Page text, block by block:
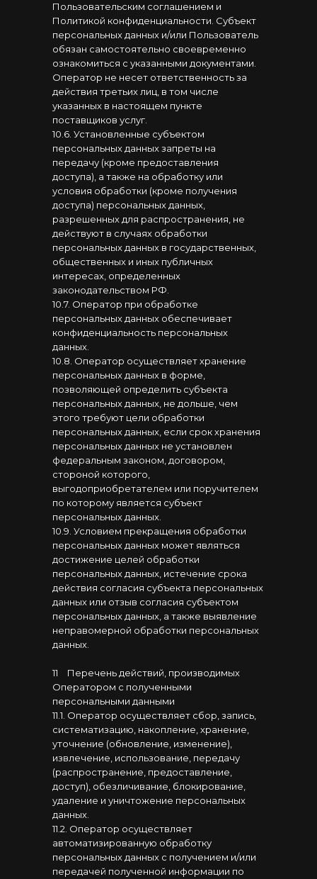
Пользовательским соглашением и
Политикой конфиденциальности. Субъект
персональных данных и/или Пользователь
обязан самостоятельно своевременно
ознакомиться с указанными документами.
Оператор не несет ответственность за
действия третьих лиц, в том числе
указанных в настоящем пункте
поставщиков услуг.
10.6. Установленные субъектом
персональных данных запреты на
передачу (кроме предоставления
доступа), а также на обработку или
условия обработки (кроме получения
доступа) персональных данных,
разрешенных для распространения, не
действуют в случаях обработки
персональных данных в государственных,
общественных и иных публичных
интересах, определенных
законодательством РФ.
10.7. Оператор при обработке
персональных данных обеспечивает
конфиденциальность персональных
данных.
10.8. Оператор осуществляет хранение
персональных данных в форме,
позволяющей определить субъекта
персональных данных, не дольше, чем
этого требуют цели обработки
персональных данных, если срок хранения
персональных данных не установлен
федеральным законом, договором,
стороной которого,
выгодоприобретателем или поручителем
по которому является субъект
персональных данных.
10.9. Условием прекращения обработки
персональных данных может являться
достижение целей обработки
персональных данных, истечение срока
действия согласия субъекта персональных
данных или отзыв согласия субъектом
персональных данных, а также выявление
неправомерной обработки персональных
данных.
11
Перечень действий, производимых
Оператором с полученными
персональными данными
11.1. Оператор осуществляет сбор, запись,
систематизацию, накопление, хранение,
уточнение (обновление, изменение),
извлечение, использование, передачу
(распространение, предоставление,
доступ), обезличивание, блокирование,
удаление и уничтожение персональных
данных.
11.2. Оператор осуществляет
автоматизированную обработку
персональных данных с получением и/или
передачей полученной информации по